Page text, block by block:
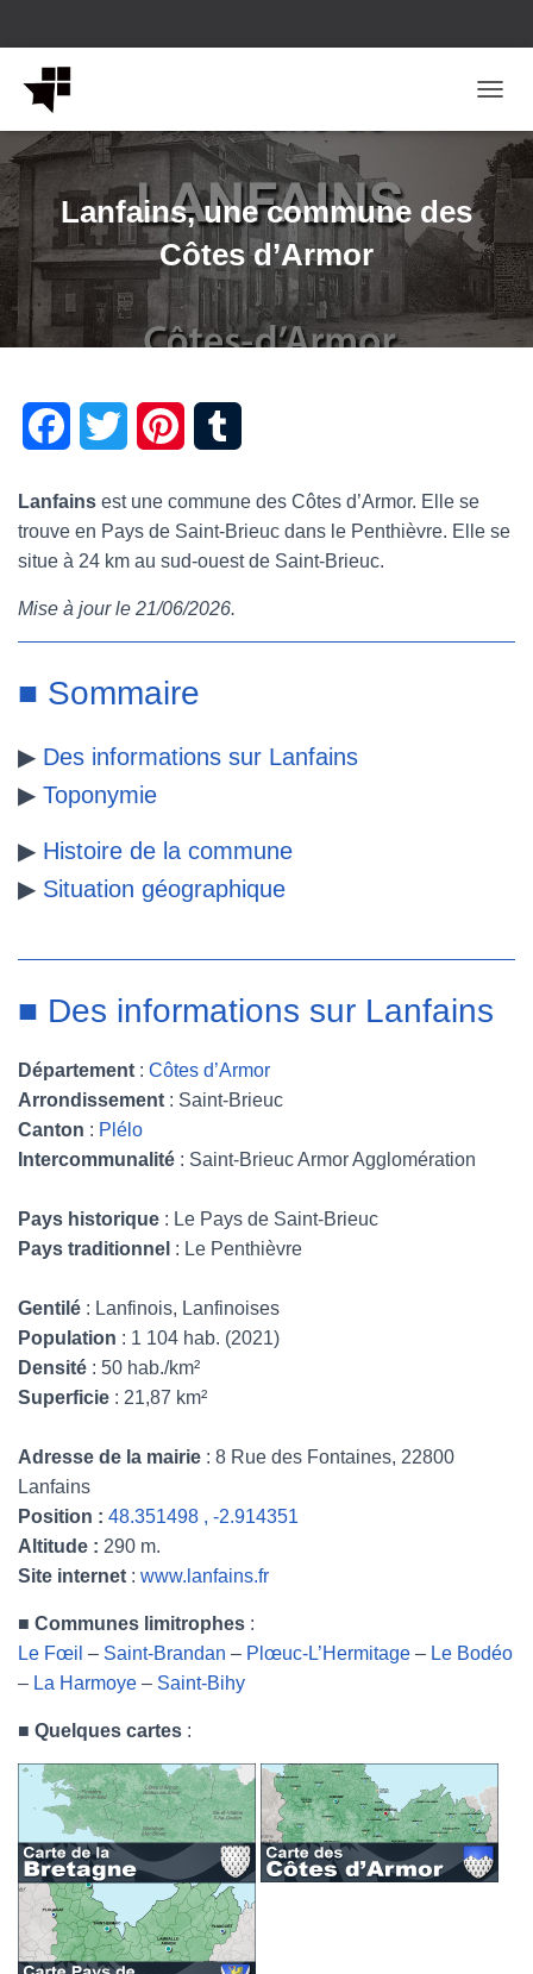
Lanfains, une commune des
Côtes d’Armor
e
b
o
k
t
t
r
n
t
e
e
s
m
b
Lanfains est une commune des Côtes d’Armor. Elle se
trouve en Pays de Saint-Brieuc dans le Penthièvre. Elle se
situe à 24 km au sud-ouest de Saint-Brieuc.
Mise à jour le 21/06/2026.
■ Sommaire
▶ Des informations sur Lanfains
▶ Toponymie
▶ Histoire de la commune
▶ Situation géographique
■ Des informations sur Lanfains
Département : Côtes d’Armor
Arrondissement : Saint-Brieuc
Canton : Plélo
Intercommunalité : Saint-Brieuc Armor Agglomération
Pays historique : Le Pays de Saint-Brieuc
Pays traditionnel : Le Penthièvre
Gentilé : Lanfinois, Lanfinoises
Population : 1 104 hab. (2021)
Densité : 50 hab./km²
Superficie : 21,87 km²
Adresse de la mairie : 8 Rue des Fontaines, 22800
Lanfains
Position : 48.351498 , -2.914351
Altitude : 290 m.
Site internet : www.lanfains.fr
■ Communes limitrophes :
Le Fœil – Saint-Brandan – Plœuc-L’Hermitage – Le Bodéo
– La Harmoye – Saint-Bihy
■ Quelques cartes :